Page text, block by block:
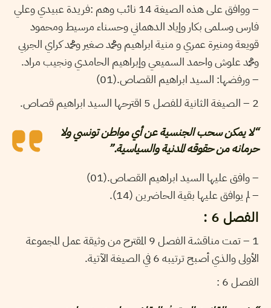
– ووافق على هذه الصيغة 14 نائب وهم :فريدة عبيدي وعلي
فارس وسلمى بكار وإياد الدهماني وحسناء مرسيط ومحمود
قويعة ومنيرة عمري و منية ابراهيم ومحمد صغير ومحمد كراي الجربي
ومحمد علوش واحمد السميعي وإبراهيم الحامدي ونجيب مراد.
– ورفضها: السيد ابراهيم القصاص.(01)
2 – الصيغة الثانية للفصل 5 اقترحها السيد ابراهيم قصاص.
“لا يمكن سحب الجنسية عن أي مواطن تونسي ولا
حرمانه من حقوقه المدنية والسياسية.”
– وافق عليها السيد ابراهيم القصاص.(01)
– لم يوافق عليها بقية الحاضرين (14).
الفصل 6 :
1 – تمت مناقشة الفصل 9 المقترح من وثيقة عمل المجموعة
الأولى والذي أصبح ترتيبه 6 في الصيغة الآتية.
الفصل 6 :